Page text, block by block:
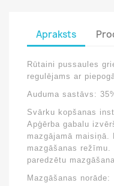
Apraksts
Rūtaini pussaules
regulējams ar
Auduma sastāvs:
Svārku kopšanas
Apģērba gabalu
mazgājamā
mazgāšanas
paredzētu
Mazgāšanas norāde: